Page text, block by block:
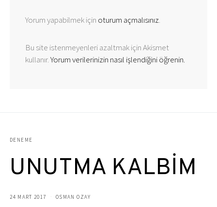
Yorum yapabilmek için oturum açmalısınız.
Bu site istenmeyenleri azaltmak için Akismet
kullanır.Yorum verilerinizin nasıl işlendiğini öğrenin.
DENEME
UNUTMA KALBİM
24 MART 2017 OSMAN OZAY